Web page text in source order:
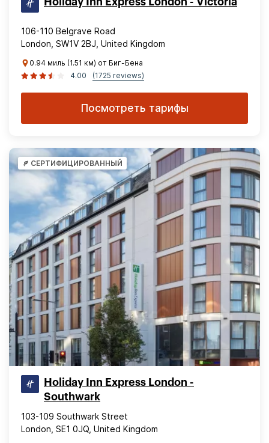
106-110 Belgrave Road
London, SW1V 2BJ, United Kingdom
0.94 миль (1.51 км) от Биг-Бена
4.00
(1725 reviews)
Посмотреть тарифы
СЕРТИФИЦИРОВАННЫЙ
Holiday Inn Express London -
Southwark
103-109 Southwark Street
London, SE1 0JQ, United Kingdom